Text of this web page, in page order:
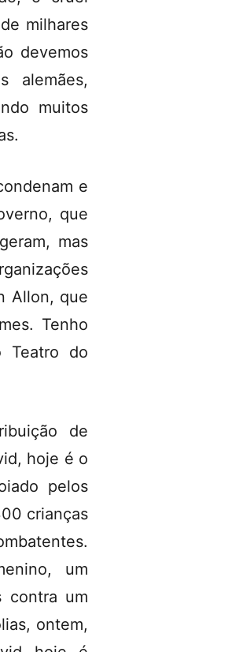
milhares
devemos
alemães,
muitos
e
que
mas
Allon, que
Tenho
Teatro do
de
hoje é o
pelos
crianças
um
contra um
ontem,